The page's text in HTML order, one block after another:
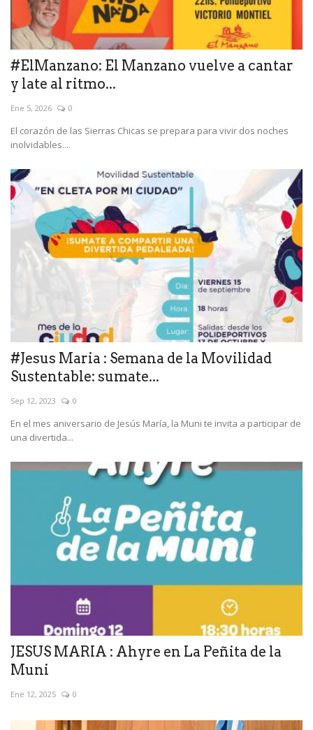
#ElManzano: El Manzano vuelve a cantar
y late al ritmo...
Ene 5, 2026 0
El corazón de las Sierras Chicas se prepara para vivir dos noches
inolvidables....
#Jesus Maria : Semana de la Movilidad
Sustentable: sumate...
Sep 12, 2023 0
En el mes aniversario de Jesús María, la Muni te invita a participar de
una divertida...
JESUS MARIA : Ahyre en La Peñita de la
Muni
Ene 12, 2025 0